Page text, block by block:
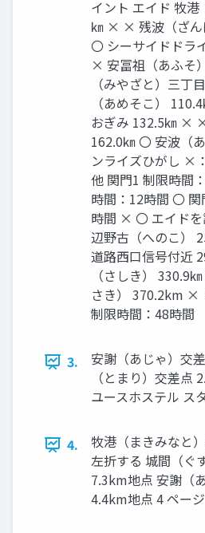
イント エイド 牧
㎞ × × 残波（ざん
〇 シーサイドドラ
× 安冨祖（あふそ
（みやざと）三丁
（あめそこ）
おぎみ 132.5㎞ ×
162.0㎞ 〇 安波（
ンライズひがし ×
他 関門1 制限時間
時間：12時間 〇
時間 × 〇 エイド
辺野古（へのこ）
道路西口信号付近
（さしき） 330.9
さき） 370.2km ×
制限時間：48時間
3.
安謝（あじゃ）交
（とまり）交差点
ユースホステル ス
4.
牧港（まきみなと
左折する 城間（ぐ
7.3km地点 安謝（
4.4km地点 4 ページ